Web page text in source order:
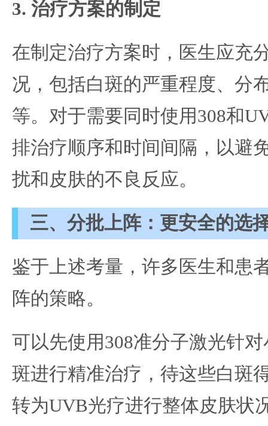
3. 治疗方案的制定
在制定治疗方案时，医生应充
况，包括白斑的严重程度、分
等。对于需要同时使用308和
排治疗顺序和时间间隔，以避
扰和皮肤的不良反应。
三、分批上阵：更安全的选
鉴于上述考量，许多医生和患
阵的策略。
可以先使用308准分子激光针
斑进行精准治疗，待这些白斑
转为UVB光疗进行整体皮肤状